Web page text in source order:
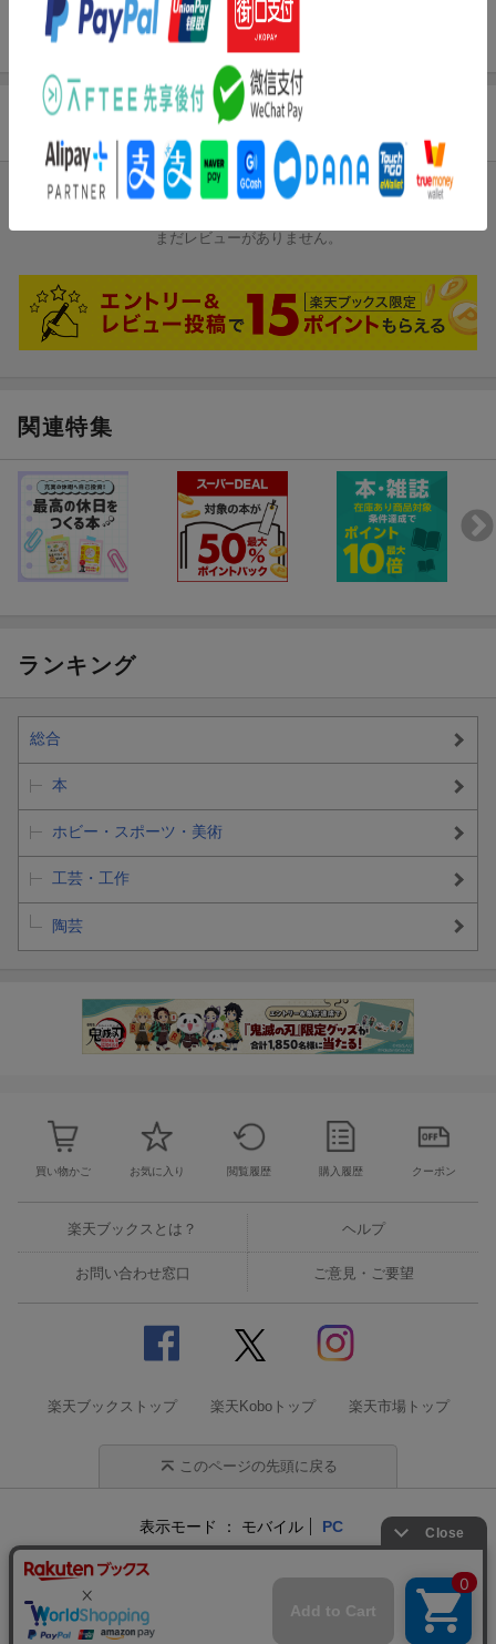
ISBN 9784651007113
ブックスのレビュー
まだレビューがありません。
関連特集
ランキング
総合
本
ホビー・スポーツ・美術
工芸・工作
陶芸
買い物かご お気に入り 閲覧履歴 購入履歴 クーポン
楽天ブックスとは？ ヘルプ
お問い合わせ窓口 ご意見・ご要望
楽天ブックストップ 楽天Koboトップ 楽天市場トップ
このページの先頭に戻る
表示モード モバイル PC
企業情報 個人情報保護方針